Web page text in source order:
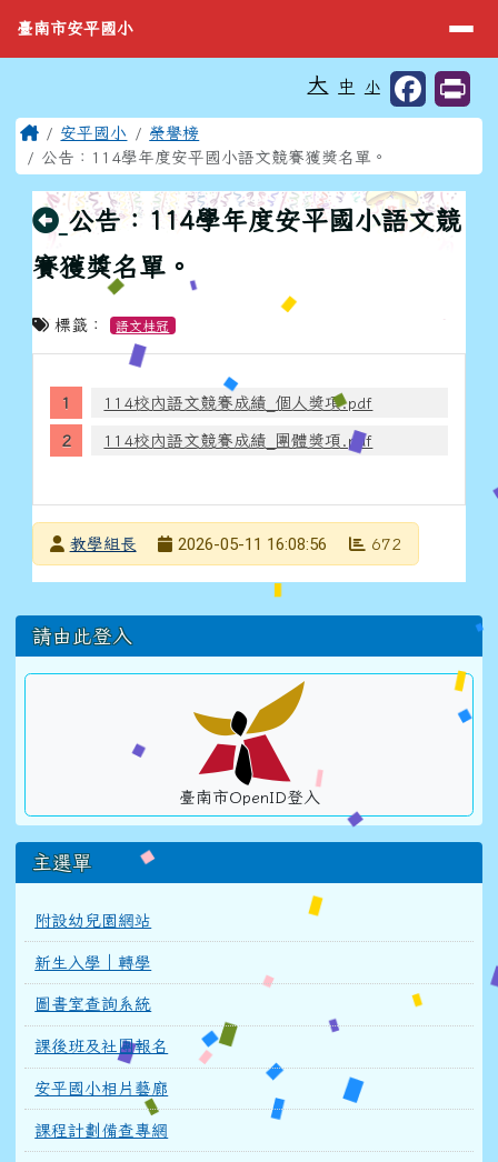
臺南市安平國小
導覽列
臺南市安平國小
⏸
大 中 小
主內容區域
Home安平國小
榮譽榜
公告：114學年度安平國小語文競賽獲獎名單。
回上頁
公告：114學年度安平國小語文競
賽獲獎名單。
標籤： 語文桂冠
114校內語文競賽成績_個人獎項.pdf
114校內語文競賽成績_團體獎項.pdf
發布者教學組長
2026-05-11 16:08:56 672
左邊區域內容
請由此登入
臺南市OpenID登入
主選單
附設幼兒園網站
新生入學｜轉學
圖書室查詢系統
課後班及社團報名
安平國小相片藝廊
課程計劃備查專網
頁尾區域